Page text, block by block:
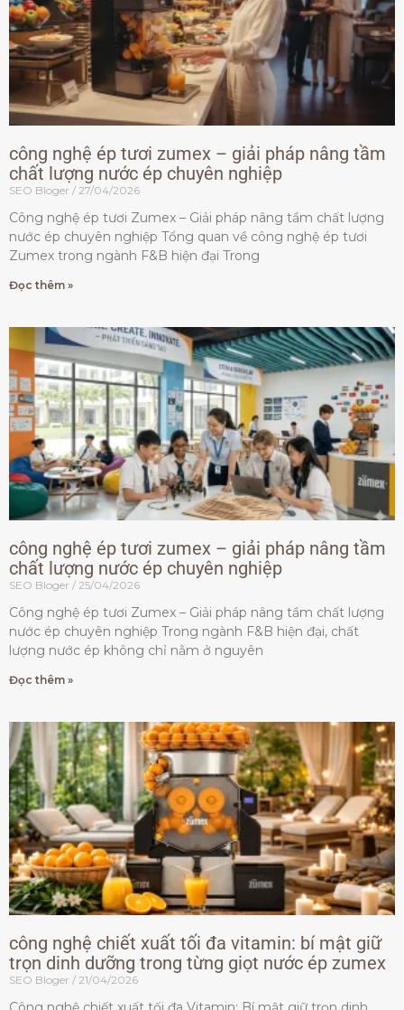
công nghệ ép tươi zumex – giải pháp nâng tầm
chất lượng nước ép chuyên nghiệp
SEO Bloger 27/04/2026
Công nghệ ép tươi Zumex – Giải pháp nâng tầm chất lượng
nước ép chuyên nghiệp Tổng quan về công nghệ ép tươi
Zumex trong ngành F&B hiện đại Trong
Đọc thêm »
công nghệ ép tươi zumex – giải pháp nâng tầm
chất lượng nước ép chuyên nghiệp
SEO Bloger 25/04/2026
Công nghệ ép tươi Zumex – Giải pháp nâng tầm chất lượng
nước ép chuyên nghiệp Trong ngành F&B hiện đại, chất
lượng nước ép không chỉ nằm ở nguyên
Đọc thêm »
công nghệ chiết xuất tối đa vitamin: bí mật giữ
trọn dinh dưỡng trong từng giọt nước ép zumex
SEO Bloger 21/04/2026